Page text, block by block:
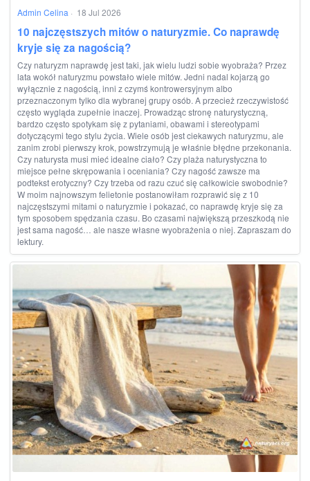
Admin Celina · 18 Jul 2026
10 najczęstszych mitów o naturyzmie. Co naprawdę
kryje się za nagością?
Czy naturyzm naprawdę jest taki, jak wielu ludzi sobie wyobraża? Przez
lata wokół naturyzmu powstało wiele mitów. Jedni nadal kojarzą go
wyłącznie z nagością, inni z czymś kontrowersyjnym albo
przeznaczonym tylko dla wybranej grupy osób. A przecież rzeczywistość
często wygląda zupełnie inaczej. Prowadząc stronę naturystyczną,
bardzo często spotykam się z pytaniami, obawami i stereotypami
dotyczącymi tego stylu życia. Wiele osób jest ciekawych naturyzmu, ale
zanim zrobi pierwszy krok, powstrzymują je właśnie błędne przekonania.
Czy naturysta musi mieć idealne ciało? Czy plaża naturystyczna to
miejsce pełne skrępowania i oceniania? Czy nagość zawsze ma
podtekst erotyczny? Czy trzeba od razu czuć się całkowicie swobodnie?
W moim najnowszym felietonie postanowiłam rozprawić się z 10
najczęstszymi mitami o naturyzmie i pokazać, co naprawdę kryje się za
tym sposobem spędzania czasu. Bo czasami największą przeszkodą nie
jest sama nagość… ale nasze własne wyobrażenia o niej. Zapraszam do
lektury.